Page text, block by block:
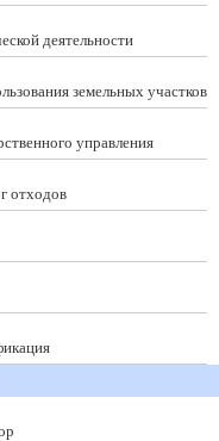
деятельности
земельных участков
управления
отходов